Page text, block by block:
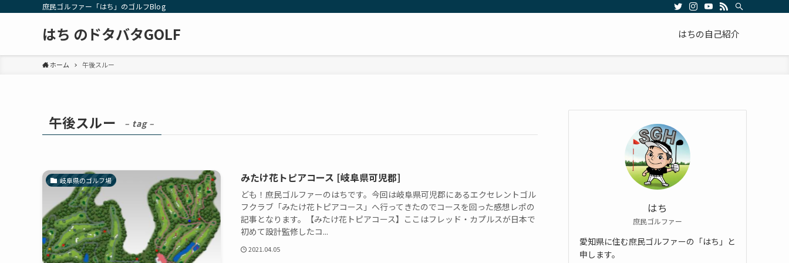
庶民ゴルファー「はち」のゴルフBlog
はち のドタバタGOLF はちの自己紹介
ホーム 午後スルー
午後スルー – tag –
岐阜県のゴルフ場 みたけ花トピアコース [岐阜県可児郡]
ども！庶民ゴルファーのはちです。今回は岐阜県可児郡にあるエクセレントゴル
フクラブ「みたけ花トピアコース」へ行ってきたのでコースを回った感想レポの
記事となります。【みたけ花トピアコース】ここはフレッド・カプルスが日本で
初めて設計監修したコ...
2021.04.05
はち
庶民ゴルファー
愛知県に住む庶民ゴルファーの「はち」と
申します。